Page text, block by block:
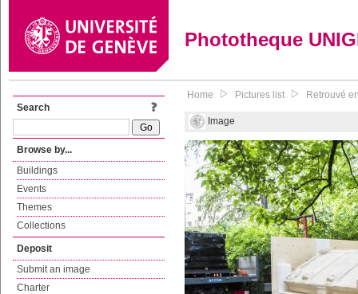
Phototheque
Search
Browse by...
Buildings
Events
Themes
Collections
Deposit
Submit an image
Charter
Home Pictures list Retrouvé
Image